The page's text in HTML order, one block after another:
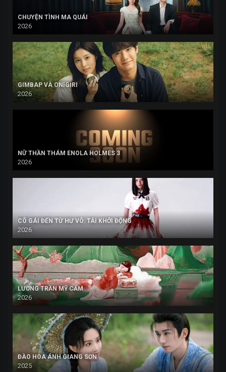
CHUYỆN TÌNH MA QUÁI
2026
GIMBAP VÀ ONIGIRI
2026
NỮ THẦN THÁM ENOLA HOLMES 3
2026
CÔ GÁI ĐẾN TỪ HƯ VÔ: TÁI KHỞI ĐỘNG
2026
LƯƠNG TRẦN MỸ CẨM
2026
ĐÀO HOA ÁNH GIANG SƠN
2025